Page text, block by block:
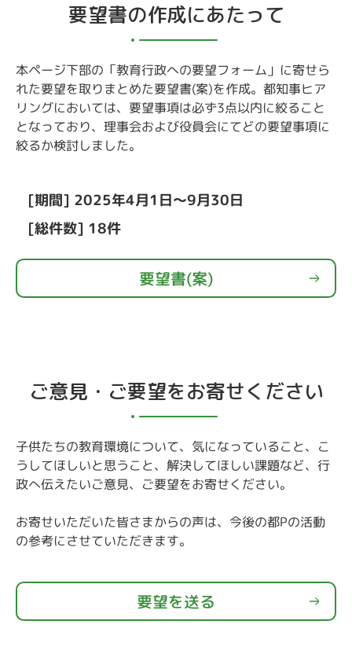
要望書の作成にあたって
本ページ下部の「教育行政への要望フォーム」に寄せら
れた要望を取りまとめた要望書(案)を作成。都知事ヒア
リングにおいては、要望事項は必ず3点以内に絞ること
となっており、理事会および役員会にてどの要望事項に
絞るか検討しました。
[期間] 2025年4月1日～9月30日
[総件数] 18件
要望書(案)
ご意見・ご要望をお寄せください
子供たちの教育環境について、気になっていること、こ
うしてほしいと思うこと、解決してほしい課題など、行
政へ伝えたいご意見、ご要望をお寄せください。
お寄せいただいた皆さまからの声は、今後の都Pの活動
の参考にさせていただきます。
要望を送る